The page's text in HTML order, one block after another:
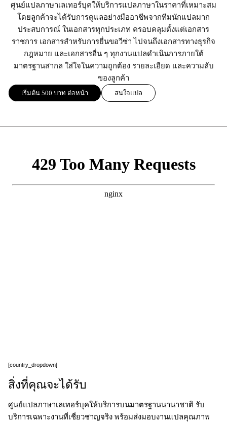
ศูนย์แปลภาษาเลเทอร์บุคให้บริการแปลภาษาในราคาที่เหมาะสม
โดยลูกค้าจะได้รับการดูแลอย่างมืออาชีพจากทีมนักแปลมาก
ประสบการณ์ ในเอกสารทุกประเภท ครอบคลุมตั้งแต่เอกสาร
ราชการ เอกสารสำหรับการยื่นขอวีซ่า ไปจนถึงเอกสารทางธุรกิจ
กฎหมาย และเอกสารอื่น ๆ ทุกงานแปลดำเนินการภายใต้
มาตรฐานสากล ใส่ใจในความถูกต้อง รายละเอียด และความลับ
ของลูกค้า
เริ่มต้น 500 บาท ต่อหน้า สนใจแปล
[country_dropdown]
สิ่งที่คุณจะได้รับ
ศูนย์แปลภาษาเลเทอร์บุคให้บริการบนมาตรฐานนานาชาติ รับ
บริการเฉพาะงานที่เชี่ยวชาญจริง พร้อมส่งมอบงานแปลคุณภาพ